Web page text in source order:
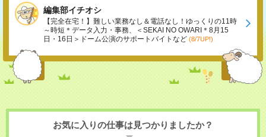
編集部イチオシ
【完全在宅！】難しい業務なし＆電話なし！ゆっくりの11時
～時短＊データ入力・事務、＜SEKAI NO OWARI＊8月15
日・16日＞ドーム公演のサポートバイトなど (8/7UP!)
お気に入りの仕事は見つかりましたか？